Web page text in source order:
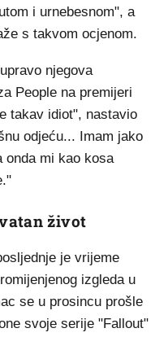
i urnebesnom", a
s takvom ocjenom.
njegova
People na premijeri
takav idiot", nastavio
odjeću... Imam jako
onda mi kao kosa
život
je vrijeme
izgleda u
se u prosincu prošle
svoje serije "Fallout"